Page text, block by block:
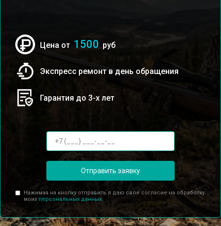
Цена от 1500 руб
Экспресс ремонт в день обращения
Гарантия до 3-х лет
Отправить заявку
Нажимая на кнопку отправить я даю свое согласие на обработку
моих персональных данных.